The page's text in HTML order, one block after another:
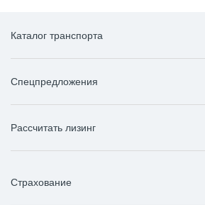
Каталог транспорта
Спецпредложения
Рассчитать лизинг
Страхование